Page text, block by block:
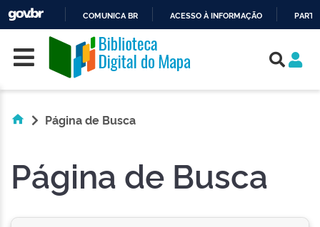
O
CONTEÚDO
COMUNICA BR ACESSO À INFORMAÇÃO
Skip navigation
Página de Busca
Página de Busca